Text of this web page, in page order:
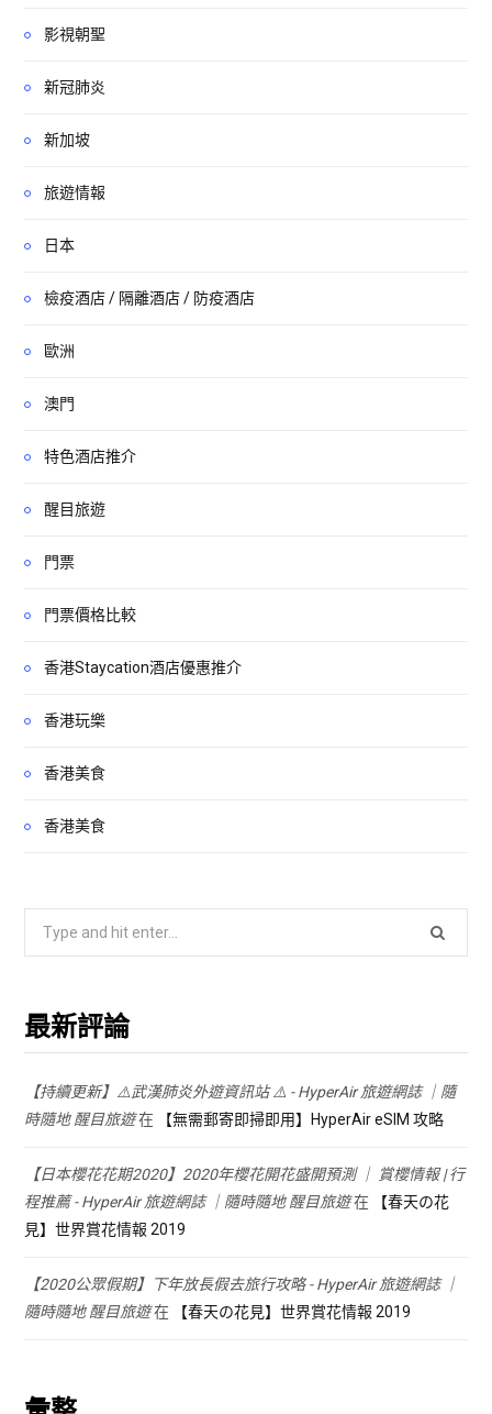
影視朝聖
新冠肺炎
新加坡
旅遊情報
日本
檢疫酒店 / 隔離酒店 / 防疫酒店
歐洲
澳門
特色酒店推介
醒目旅遊
門票
門票價格比較
香港Staycation酒店優惠推介
香港玩樂
香港美食
香港美食
最新評論
【持續更新】⚠️武漢肺炎外遊資訊站 ⚠️ - HyperAir 旅遊網誌 ｜隨
時隨地 醒目旅遊在 【無需郵寄即掃即用】HyperAir eSIM 攻略
【日本櫻花花期2020】2020年櫻花開花盛開預測 ｜ 賞櫻情報 | 行
程推薦 - HyperAir 旅遊網誌 ｜隨時隨地 醒目旅遊在
【春天の花
見】世界賞花情報 2019
【2020公眾假期】下年放長假去旅行攻略 - HyperAir 旅遊網誌 ｜
隨時隨地 醒目旅遊在 【春天の花見】世界賞花情報 2019